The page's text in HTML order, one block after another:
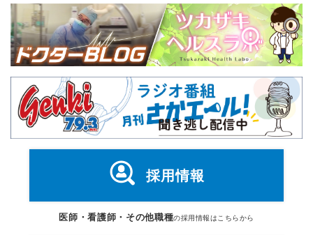
採用情報
医師・看護師・その他職種の採用情報はこちらから